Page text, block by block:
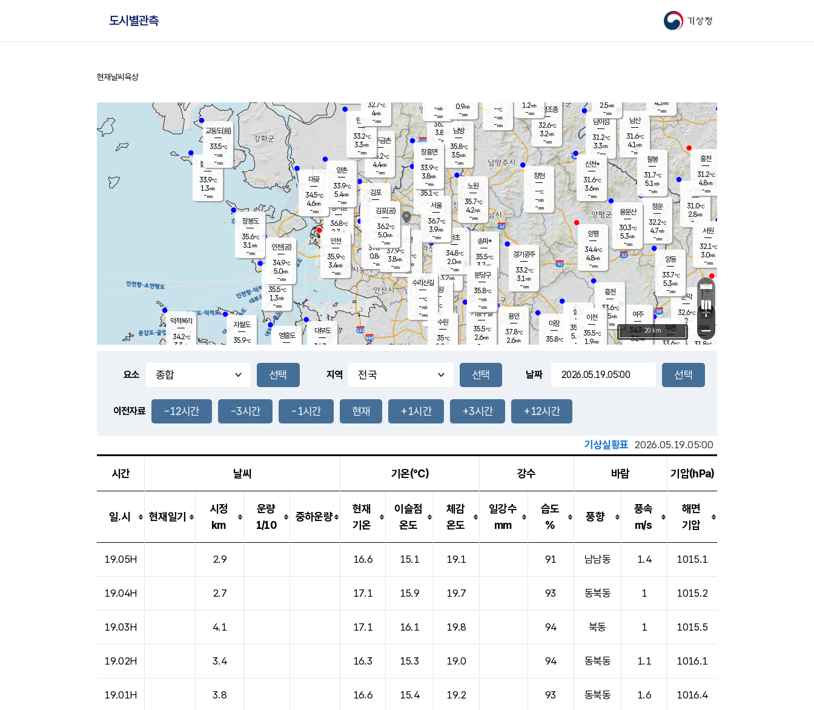
기상청
도시별관측
홈
현재날씨 육상
풍도
2.2m/s
문막
32.6℃
8.0m/s
mm
남이섬
31.2℃
3.3m/s
-mm
무의도
35.5℃
1.3m/s
-mm
영흥도
볼음도
33.9℃
1.3m/s
-mm
자월도
35.9℃
양주
36.2℃
3.8
-mm
부론
33.6℃
과천
34.7℃
3.2m/s
- mm
남산
31.6℃
4.1 m/s
-mm
장봉도
35.6℃
3.1 m/s
-mm
-mm
청운
32.2℃
4.7m/s
-mm
팔봉
31.7℃
5.1 m/s
-mm
-mm
용인
37.8℃
2.6m/s
여주
34.3℃
3.2m/s
양동
33.7℃
5.3m/s
-mm
경기광주
33.2℃
3.1 m/s
-mm
장호원
2.5m/s
-mm
34.6
℃
대부도
34.3
-
경서동
36.8℃
2.7 m/s
-mm
파주금촌
35.2℃
4.4m/s
-mm
가평조종
32.6℃
3.2m/s
-mm
-℃
-m/s
-mm
대곶
34.5℃
4.6m/s
-mm
신천*
31.6℃
3.6m/s
-mm
창현
-℃
-m/s
-mm
탄현
33.2℃
3.3m/s
-mm
1.2m/s
-mm
37.1℃
2.1m/s
-mm
흥천
33.6℃
2.5m/s
-mm
마장
35.8℃
의왕
- ℃
m/s
mm
김포
- ℃
-m/s
mm
설봉
35.0
5.9 m/s
- mm
광명
36.7 ℃
2.7 m/s
-mm
부천
37.6℃
0.8m/s
-mm
-mm
양촌
33.9℃
5.4m/s
-mm
구로
37.9℃
3.8m/s
-mm
은평
35.1℃
2.5 m/s
- mm
노원
35.7℃
4.2m/s
-mm
송파*
35.5℃
3.7m/s
-mm
서초
34.8℃
2.0m/s
-mm
남방
35.8℃
3.5m/s
-mm
기흥구갈
35.5℃
2.6m/s
-
수리산길
-℃
-m/s
-mm
분당구
35.8℃
-m/s
-mm
장흥면
33.9℃
3.8m/s
-mm
-m/s
-mm
시동
31.0℃
2.8m/s
- mm
귀래
31.8℃
서원
32.1℃
3.0m/s
-mm
용문산
30.3℃
5.3m/s
-mm
덕적북리
34.2℃
3.3 m/s
인천(공)
34.9℃
5.0m/s
-mm
김포(공)
36.2℃
5.0m/s
-mm
교동도(음)
33.5℃
-m/s
-mm
홍천
31.2℃
4.8m/s
-mm
이천
35.5℃
1.9m/s
양평
34.4℃
4.8m/s
-mm
수원
35℃
2.9m/s
인천
35.9℃
3.4m/s
-mm
서울
36.7℃
3.9m/s
-mm
4.3m/s
-mm
32.7℃
4m/s
-mm
0.9m/s
-mm
+
−
20 km
요소 지역 날짜
이전자료 -12시간 -3시간 -1시간 현재 +1시간 +3시간 +12시간
기상실황표 2026.05.19.05:00
시간 날씨 기온(℃) 강수 바람 기압(hPa)
일.시 현재일기
시정
km
운량
1/10
중하운량
현재
기온
이슬점
온도
체감
온도
일강수
mm
습도
%
풍향
풍속
m/s
해면
기압
19.05H 2.9 16.6 15.1 19.1 91 남남동 1.4 1015.1
19.04H 2.7 17.1 15.9 19.7 93 동북동 1 1015.2
19.03H 4.1 17.1 16.1 19.8 94 북동 1 1015.5
19.02H 3.4 16.3 15.3 19.0 94 동북동 1.1 1016.1
19.01H 3.8 16.6 15.4 19.2 93 동북동 1.6 1016.4